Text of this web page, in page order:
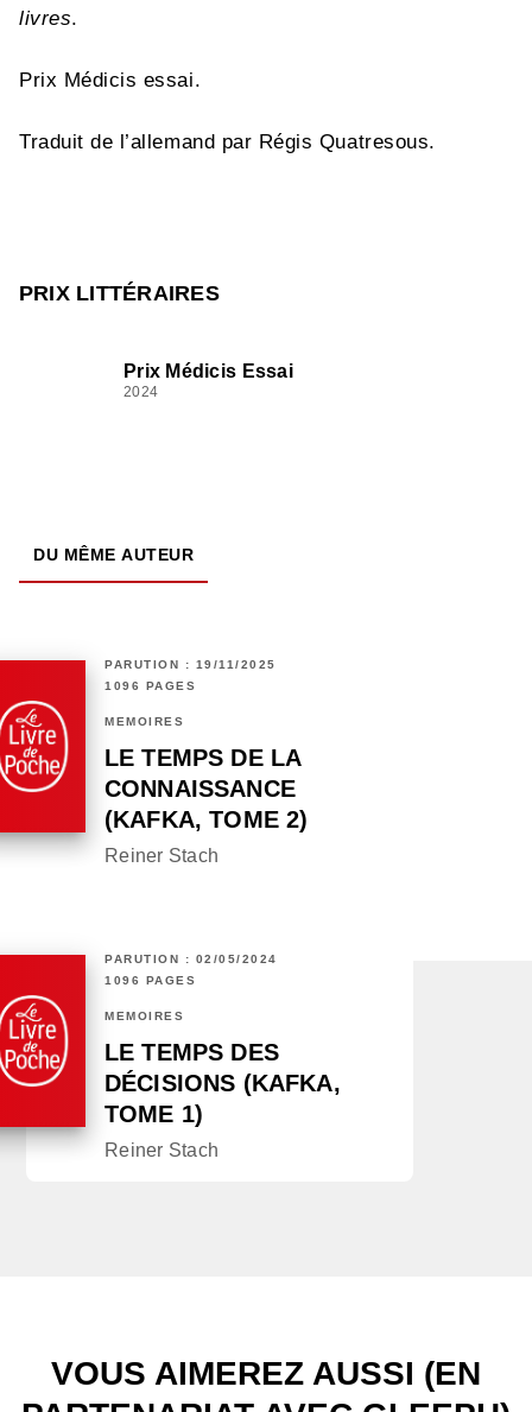
livres.
Prix Médicis essai.
Traduit de l’allemand par Régis Quatresous.
PRIX LITTÉRAIRES
Prix Médicis Essai
2024
DU MÊME AUTEUR
PARUTION : 19/11/2025
1096 PAGES
MÉMOIRES
LE TEMPS DE LA
CONNAISSANCE
(KAFKA, TOME 2)
Reiner Stach
PARUTION : 02/05/2024
1096 PAGES
MÉMOIRES
LE TEMPS DES
DÉCISIONS (KAFKA,
TOME 1)
Reiner Stach
VOUS AIMEREZ AUSSI (EN